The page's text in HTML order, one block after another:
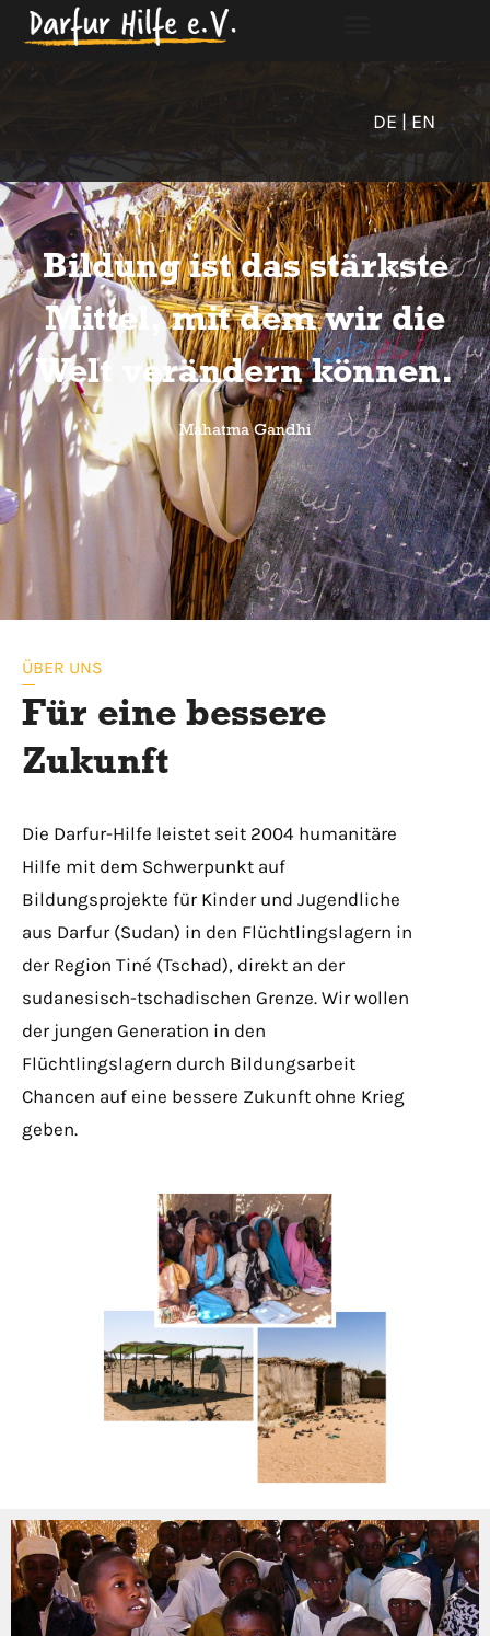
DE| EN
Bildung ist das stärkste
Mittel, mit dem wir die
Welt verändern können.
Mahatma Gandhi
ÜBER UNS
Für eine bessere
Zukunft
Die Darfur-Hilfe leistet seit 2004 humanitäre
Hilfe mit dem Schwerpunkt auf
Bildungsprojekte für Kinder und Jugendliche
aus Darfur (Sudan) in den Flüchtlingslagern in
der Region Tiné (Tschad), direkt an der
sudanesisch-tschadischen Grenze. Wir wollen
der jungen Generation in den
Flüchtlingslagern durch Bildungsarbeit
Chancen auf eine bessere Zukunft ohne Krieg
geben.